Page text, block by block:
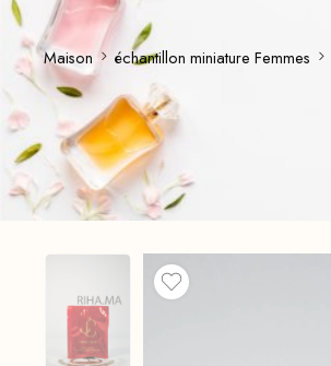
Maison échantillon miniature Femmes